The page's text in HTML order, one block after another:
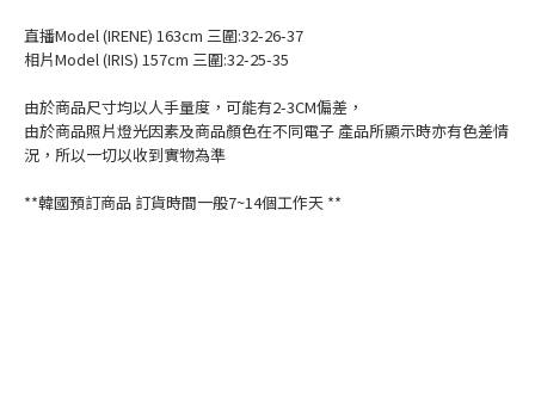
直播Model (IRENE) 163cm 三圍:32-26-37
相片Model (IRIS) 157cm 三圍:32-25-35
由於商品尺寸均以人手量度，可能有2-3CM偏差，
由於商品照片燈光因素及商品顏色在不同電子 產品所顯示時亦有色差情
況，所以一切以收到實物為準
**韓國預訂商品 訂貨時間一般7~14個工作天 **